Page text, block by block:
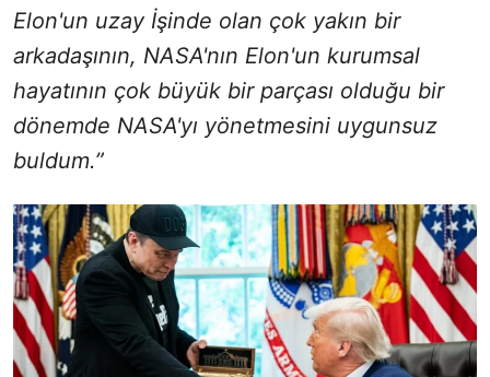
Elon'un uzay İşinde olan çok yakın bir
arkadaşının, NASA'nın Elon'un kurumsal
hayatının çok büyük bir parçası olduğu bir
dönemde NASA'yı yönetmesini uygunsuz
buldum.”